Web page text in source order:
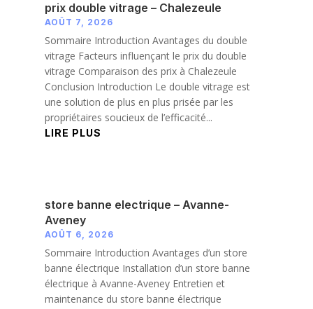
prix double vitrage – Chalezeule
AOÛT 7, 2026
Sommaire Introduction Avantages du double
vitrage Facteurs influençant le prix du double
vitrage Comparaison des prix à Chalezeule
Conclusion Introduction Le double vitrage est
une solution de plus en plus prisée par les
propriétaires soucieux de l’efficacité...
LIRE PLUS
store banne electrique – Avanne-
Aveney
AOÛT 6, 2026
Sommaire Introduction Avantages d’un store
banne électrique Installation d’un store banne
électrique à Avanne-Aveney Entretien et
maintenance du store banne électrique